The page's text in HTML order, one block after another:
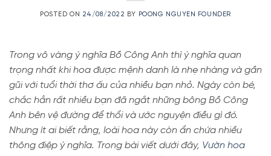
POSTED ON 24/08/2022 BY POONG NGUYEN FOUNDER
Trong vô vàng ý nghĩa Bồ Công Anh thì ý nghĩa quan
trọng nhất khi hoa được mệnh danh là nhẹ nhàng và gần
gũi với tuổi thời thơ ấu của nhiều bạn nhỏ. Ngày còn bé,
chắc hẳn rất nhiều bạn đã ngắt những bông Bồ Công
Anh bên vệ đường để thổi và ước nguyện điều gì đó.
Nhưng ít ai biết rằng, loài hoa này còn ẩn chứa nhiều
thông điệp ý nghĩa. Trong bài viết dưới đây, Vườn hoa